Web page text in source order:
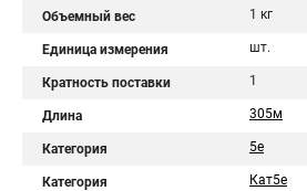
Объемный вес 1 кг
Единица измерения шт.
Кратность поставки 1
Длина 305м
Категория 5e
Категория Кат5e